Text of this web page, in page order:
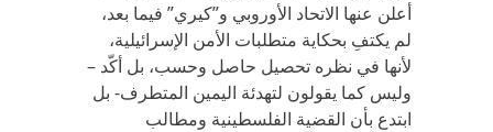
أعلن عنها الاتحاد الأوروبي و”كيري” فيما بعد،
لم يكتفِ بحكاية متطلبات الأمن الإسرائيلية،
لأنها في نظره تحصيل حاصل وحسب، بل أكّد –
وليس كما يقولون لتهدئة اليمين المتطرف- بل
ابتدع بأن القضية الفلسطينية ومطالب